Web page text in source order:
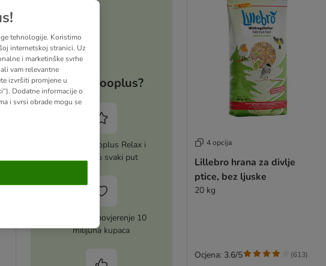
Zašto zooplus?
Aktiviraj zooplus Relax i
uštedi 5% svaki put
Zasluženo povjerenje 10
milijuna kupaca
4 opcija
Lillebro hrana za divlje
ptice, bez ljuske
20 kg
Ocjena: 3.6/5 (613)
tehnologije. Koristimo
internetskoj stranici. Uz
i marketinške svrhe
vam relevantne
izvršiti promjene u
Dodatne informacije o
i svrsi obrade mogu se